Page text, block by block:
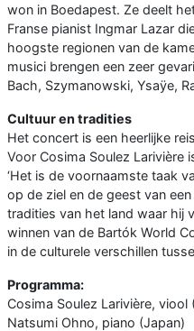
won in Boedapest. Ze deelt
Franse pianist Ingmar Lazar
hoogste regionen van de
musici brengen een zeer
Bach, Szymanowski, Ysaÿe,
Cultuur en tradities
Het concert is een heerlijke
Voor Cosima Soulez Larivière
‘Het is de voornaamste taak
op de ziel en de geest van
tradities van het land waar hij
winnen van de Bartók World
in de culturele verschillen
Programma:
Cosima Soulez Larivière, viool
Natsumi Ohno, piano (Japan)